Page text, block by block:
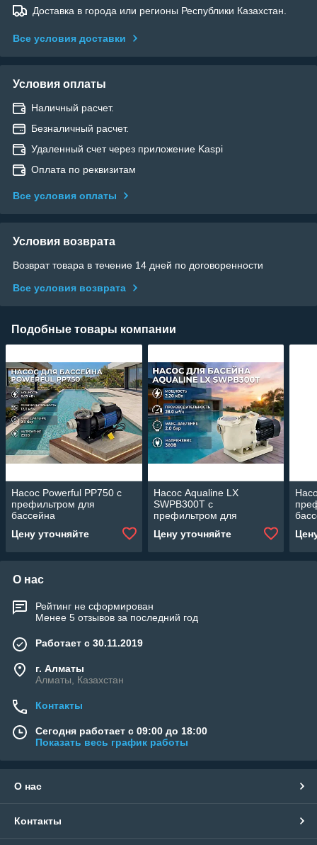
Доставка в города или регионы Республики Казахстан.
Все условия доставки
Условия оплаты
Наличный расчет.
Безналичный расчет.
Удаленный счет через приложение Kaspi
Оплата по реквизитам
Все условия оплаты
Условия возврата
Возврат товара в течение 14 дней по договоренности
Все условия возврата
Подобные товары компании
Насос Powerful PP750 c
префильтром для
бассейна
(Производительность 12
м3/ч, мощность: 0,75 кВт)
Цену уточняйте
Насос Aqualine LX
SWPB300T c
префильтром для
мощность: 2,20 кВт, 380В)
Цену уточняйте
м3/
О нас
Рейтинг не сформирован
Менее 5 отзывов за последний год
Работает с 30.11.2019
г. Алматы
Алматы, Казахстан
Контакты
Сегодня работает с 09:00 до 18:00
Показать весь график работы
О нас
Контакты